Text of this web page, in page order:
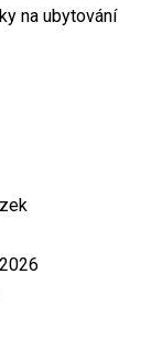
na ubytování